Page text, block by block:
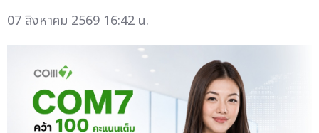
07 สิงหาคม 2569 16:42 น.